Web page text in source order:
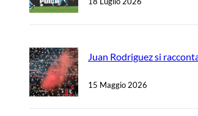
Juan Rodriguez si
15 Maggio 2026